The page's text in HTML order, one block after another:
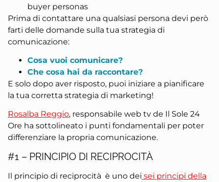
buyer personas
Prima di contattare una qualsiasi persona devi però
farti delle domande sulla tua strategia di
comunicazione:
Cosa vuoi comunicare?
Che cosa hai da raccontare?
E solo dopo aver risposto, puoi iniziare a pianificare
la tua corretta strategia di marketing!
Rosalba Reggio, responsabile web tv de Il Sole 24
Ore ha sottolineato i punti fondamentali per poter
differenziare la propria comunicazione.
#1 – PRINCIPIO DI RECIPROCITÀ
Il principio di reciprocità è uno dei sei principi della